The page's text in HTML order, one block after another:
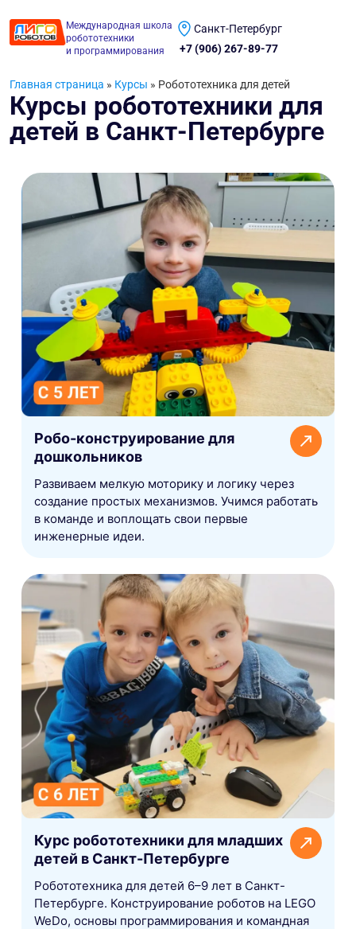
Международная школа
робототехники
и программирования
Санкт-Петербург
+7 (906) 267-89-77
Главная страница » Курсы » Робототехника для детей
Курсы робототехники для
детей в Санкт-Петербурге
Робо-конструирование для
дошкольников
Развиваем мелкую моторику и логику через
создание простых механизмов. Учимся работать
в команде и воплощать свои первые
инженерные идеи.
Курс робототехники для младших
детей в Санкт-Петербурге
Робототехника для детей 6–9 лет в Санкт-
Петербурге. Конструирование роботов на LEGO
WeDo, основы программирования и командная